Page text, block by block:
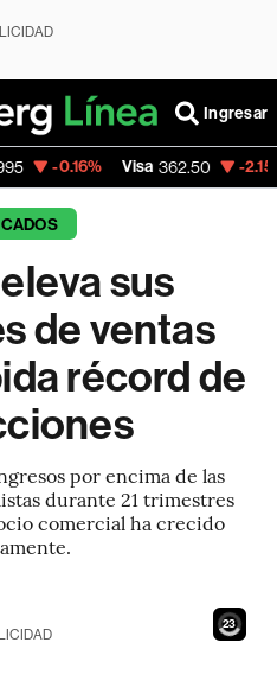
Ingresar
Visa 362.50 -2.15%
sus
de ventas
récord de
por encima de las
durante 21 trimestres
comercial ha crecido
21